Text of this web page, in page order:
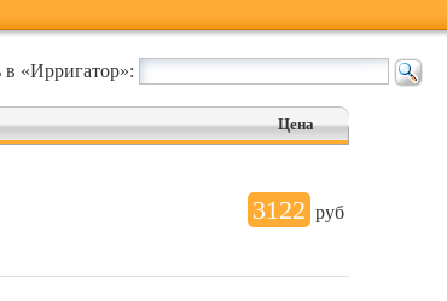
в «Ирригатор»:
Цена
3122 руб